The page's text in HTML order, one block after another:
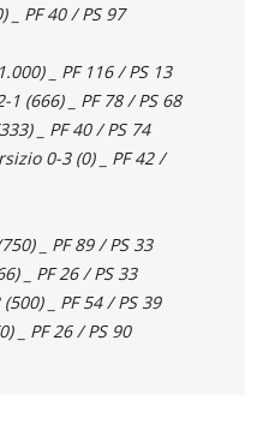
_ PF 40 / PS 97
_ PF 116 / PS 13
(666) _ PF 78 / PS 68
_ PF 40 / PS 74
0-3 (0) _ PF 42 /
_ PF 89 / PS 33
_ PF 26 / PS 33
_ PF 54 / PS 39
_ PF 26 / PS 90